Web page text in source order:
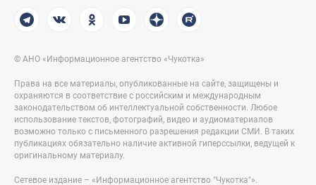
© АНО «Информационное агентство «Чукотка»
Права на все материалы, опубликованные на сайте, защищены и
охраняются в соответствие с российским и международным
законодательством об интеллектуальной собственности. Любое
использование текстов, фотографий, видео и аудиоматериалов
возможно только с письменного разрешения редакции СМИ. В таких
публикациях обязательно наличие активной гиперссылки, ведущей к
оригинальному материалу.
Сетевое издание – «Информационное агентство "Чукотка"».